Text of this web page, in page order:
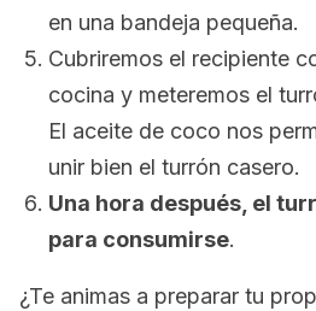
en una bandeja pequeña.
Cubriremos el recipiente
cocina y meteremos el
El aceite de coco nos
unir bien el turrón casero.
Una hora después, el
para consumirse.
¿Te animas a preparar tu